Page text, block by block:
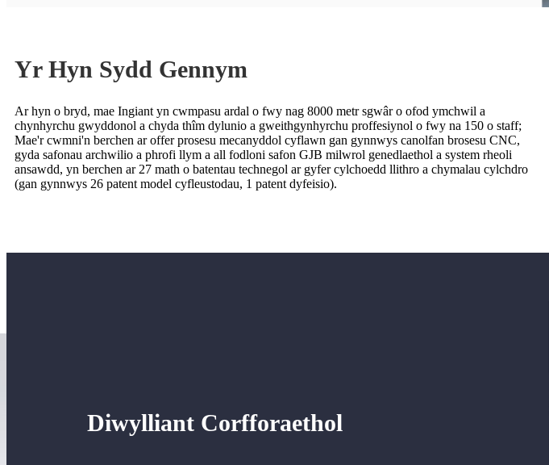
Yr Hyn Sydd Gennym
Ar hyn o bryd, mae Ingiant yn cwmpasu ardal o fwy nag 8000 metr sgwâr o ofod ymchwil a
chynhyrchu gwyddonol a chyda thîm dylunio a gweithgynhyrchu proffesiynol o fwy na 150 o staff;
Mae'r cwmni'n berchen ar offer prosesu mecanyddol cyflawn gan gynnwys canolfan brosesu CNC,
gyda safonau archwilio a phrofi llym a all fodloni safon GJB milwrol genedlaethol a system rheoli
ansawdd, yn berchen ar 27 math o batentau technegol ar gyfer cylchoedd llithro a chymalau cylchdro
(gan gynnwys 26 patent model cyfleustodau, 1 patent dyfeisio).
Diwylliant Corfforaethol